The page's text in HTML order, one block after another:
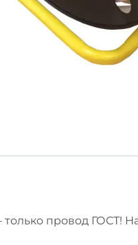
провод ГОСТ!